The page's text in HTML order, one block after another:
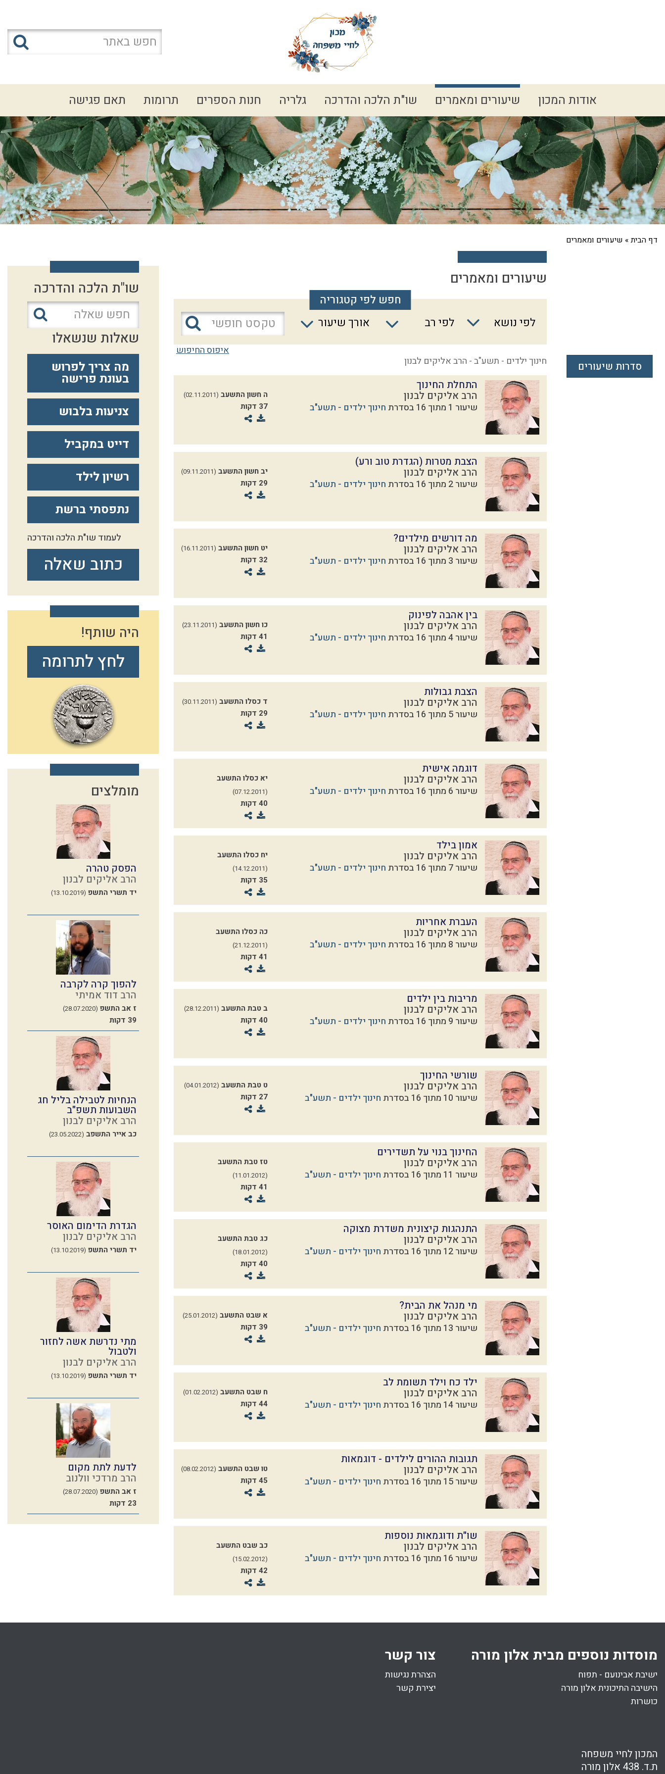
אודות המכון שיעורים ומאמרים שו"ת הלכה והדרכה גלריה חנות הספרים תרומות תאם פגישה
דף הבית» שיעורים ומאמרים
סדרות שיעורים
שיעורים ומאמרים
חפש לפי קטגוריה
איפוס החיפוש
לפי
לפי נושא לפי רב אורך שיעור
חינוך ילדים - תשע"ב - הרב אליקים לבנון
התחלת החינוך
הרב אליקים לבנון
שיעור 1 מתוך 16 בסדרת חינוך ילדים - תשע"ב
ה חשון התשעב (02.11.2011)
37 דקות
הצבת מטרות (הגדרת טוב ורע)
הרב אליקים לבנון
שיעור 2 מתוך 16 בסדרת חינוך ילדים - תשע"ב
יב חשון התשעב (09.11.2011)
29 דקות
מה דורשים מילדים?
הרב אליקים לבנון
שיעור 3 מתוך 16 בסדרת חינוך ילדים - תשע"ב
יט חשון התשעב (16.11.2011)
32 דקות
בין אהבה לפינוק
הרב אליקים לבנון
שיעור 4 מתוך 16 בסדרת חינוך ילדים - תשע"ב
כו חשון התשעב (23.11.2011)
41 דקות
הצבת גבולות
הרב אליקים לבנון
שיעור 5 מתוך 16 בסדרת חינוך ילדים - תשע"ב
ד כסלו התשעב (30.11.2011)
29 דקות
דוגמה אישית
הרב אליקים לבנון
שיעור 6 מתוך 16 בסדרת חינוך ילדים - תשע"ב
יא כסלו התשעב
(07.12.2011)
40 דקות
אמון בילד
הרב אליקים לבנון
שיעור 7 מתוך 16 בסדרת חינוך ילדים - תשע"ב
יח כסלו התשעב
(14.12.2011)
35 דקות
העברת אחריות
הרב אליקים לבנון
שיעור 8 מתוך 16 בסדרת חינוך ילדים - תשע"ב
כה כסלו התשעב
(21.12.2011)
41 דקות
מריבות בין ילדים
הרב אליקים לבנון
שיעור 9 מתוך 16 בסדרת חינוך ילדים - תשע"ב
ב טבת התשעב (28.12.2011)
40 דקות
שורשי החינוך
הרב אליקים לבנון
שיעור 10 מתוך 16 בסדרת חינוך ילדים - תשע"ב
ט טבת התשעב (04.01.2012)
27 דקות
החינוך בנוי על תשדירים
הרב אליקים לבנון
שיעור 11 מתוך 16 בסדרת חינוך ילדים - תשע"ב
טז טבת התשעב
(11.01.2012)
41 דקות
התנהגות קיצונית משדרת מצוקה
הרב אליקים לבנון
שיעור 12 מתוך 16 בסדרת חינוך ילדים - תשע"ב
כג טבת התשעב
(18.01.2012)
40 דקות
מי מנהל את הבית?
הרב אליקים לבנון
שיעור 13 מתוך 16 בסדרת חינוך ילדים - תשע"ב
א שבט התשעב (25.01.2012)
39 דקות
ילד כח וילד תשומת לב
הרב אליקים לבנון
שיעור 14 מתוך 16 בסדרת חינוך ילדים - תשע"ב
ח שבט התשעב (01.02.2012)
44 דקות
תגובות ההורים לילדים - דוגמאות
הרב אליקים לבנון
שיעור 15 מתוך 16 בסדרת חינוך ילדים - תשע"ב
טו שבט התשעב (08.02.2012)
45 דקות
שו"ת ודוגמאות נוספות
הרב אליקים לבנון
שיעור 16 מתוך 16 בסדרת חינוך ילדים - תשע"ב
כב שבט התשעב
(15.02.2012)
42 דקות
שו"ת הלכה והדרכה
שאלות שנשאלו
מה צריך לפרוש
בעונת פרישה
צניעות בלבוש
דייט במקביל
רשיון לילד
נתפסתי ברשת
לעמוד שו"ת הלכה והדרכה
כתוב שאלה
היה שותף!
לחץ לתרומה
מומלצים
הפסק טהרה
הרב אליקים לבנון
יד תשרי התשפ (13.10.2019)
להפוך קרה לקרבה
הרב דוד אמיתי
ז אב התשפ (28.07.2020)
39 דקות
הנחיות לטבילה בליל חג
השבועות תשפ"ב
הרב אליקים לבנון
כב אייר התשפב (23.05.2022)
הגדרת הדימום האוסר
הרב אליקים לבנון
יד תשרי התשפ (13.10.2019)
מתי נדרשת אשה לחזור
ולטבול
הרב אליקים לבנון
יד תשרי התשפ (13.10.2019)
לדעת לתת מקום
הרב מרדכי וולנוב
ז אב התשפ (28.07.2020)
23 דקות
מוסדות נוספים מבית אלון מורה
ישיבת אבינועם - תפוח
הישיבה התיכונית אלון מורה
כושרות
צור קשר
הצהרת נגישות
יצירת קשר
המכון לחיי משפחה
ת.ד. 438 אלון מורה